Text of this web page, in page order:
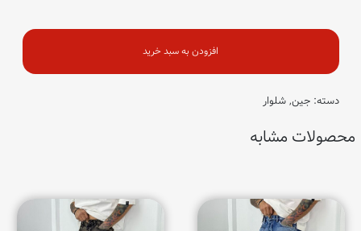
افزودن به سبد خرید
دسته:جین,شلوار
محصولات مشابه